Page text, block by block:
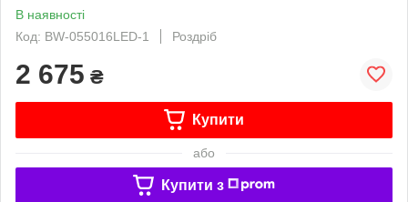
В наявності
Код: BW-055016LED-1
Роздріб
2 675 ₴
Купити
або
Купити з